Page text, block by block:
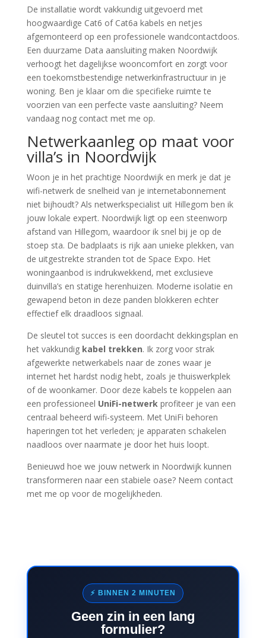
De installatie wordt vakkundig uitgevoerd met
hoogwaardige Cat6 of Cat6a kabels en netjes
afgemonteerd op een professionele wandcontactdoos.
Een duurzame Data aansluiting maken Noordwijk
verhoogt het dagelijkse wooncomfort en zorgt voor
een toekomstbestendige netwerkinfrastructuur in je
woning. Ben je klaar om die specifieke ruimte te
voorzien van een perfecte vaste aansluiting? Neem
vandaag nog contact met me op.
Netwerkaanleg op maat voor
villa’s in Noordwijk
Woon je in het prachtige Noordwijk en merk je dat je
wifi-netwerk de snelheid van je internetabonnement
niet bijhoudt? Als netwerkspecialist uit Hillegom ben ik
jouw lokale expert. Noordwijk ligt op een steenworp
afstand van Hillegom, waardoor ik snel bij je op de
stoep sta. De badplaats is rijk aan unieke plekken, van
de uitgestrekte stranden tot de Space Expo. Het
woningaanbod is indrukwekkend, met exclusieve
duinvilla’s en statige herenhuizen. Moderne isolatie en
gewapend beton in deze panden blokkeren echter
effectief elk draadloos signaal.
De sleutel tot succes is een doordacht dekkingsplan en
het vakkundig kabel trekken. Ik zorg voor strak
afgewerkte netwerkabels naar de zones waar je
internet het hardst nodig hebt, zoals je thuiswerkplek
of de woonkamer. Door deze kabels te koppelen aan
een professioneel UniFi-netwerkprofiteer je van een
centraal beheerd wifi-systeem. Met UniFi behoren
haperingen tot het verleden; je apparaten schakelen
naadloos over naarmate je door het huis loopt.
Benieuwd hoe we jouw netwerk in Noordwijk kunnen
transformeren naar een stabiele oase? Neem contact
met me op voor de mogelijkheden.
⚡ BINNEN 2 MINUTEN
Geen zin in een lang
formulier?